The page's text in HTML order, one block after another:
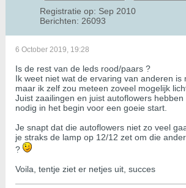
Registratie op: Sep 2010
Berichten: 26093
6 October 2019, 19:28
Is de rest van de leds rood/paars ?
Ik weet niet wat de ervaring van anderen is
maar ik zelf zou meteen zoveel mogelijk
Juist zaailingen en juist autoflowers
nodig in het begin voor een goeie start.
Je snapt dat die autoflowers niet zo veel
je straks de lamp op 12/12 zet om die
?
Voila, tentje ziet er netjes uit, succes